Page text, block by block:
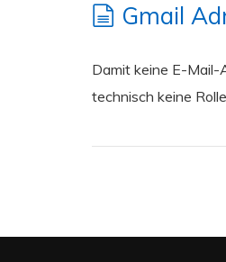
Gmail
Damit keine E-Mail-
technisch keine